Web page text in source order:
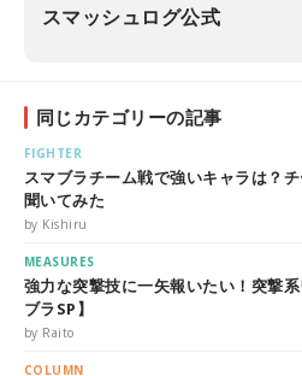
スマッシュログ公式
同じカテゴリーの記事
FIGHTER
スマブラチーム戦で強いキャラは？
聞いてみた
by Kishiru
MEASURES
強力な突撃技に一矢報いたい！突撃
ブラSP】
by Raito
COLUMN